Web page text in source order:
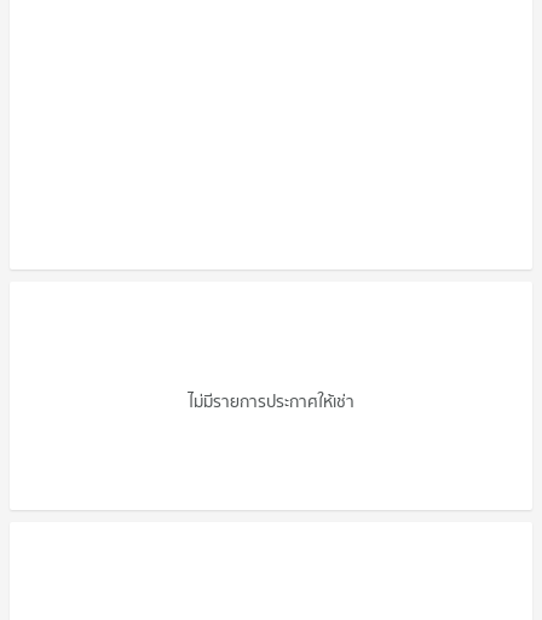
ไม่มีรายการประกาศให้เช่า